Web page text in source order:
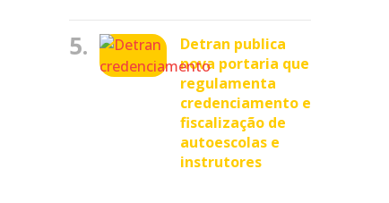
5.
Detran publica
nova portaria que
regulamenta
credenciamento e
fiscalização de
autoescolas e
instrutores